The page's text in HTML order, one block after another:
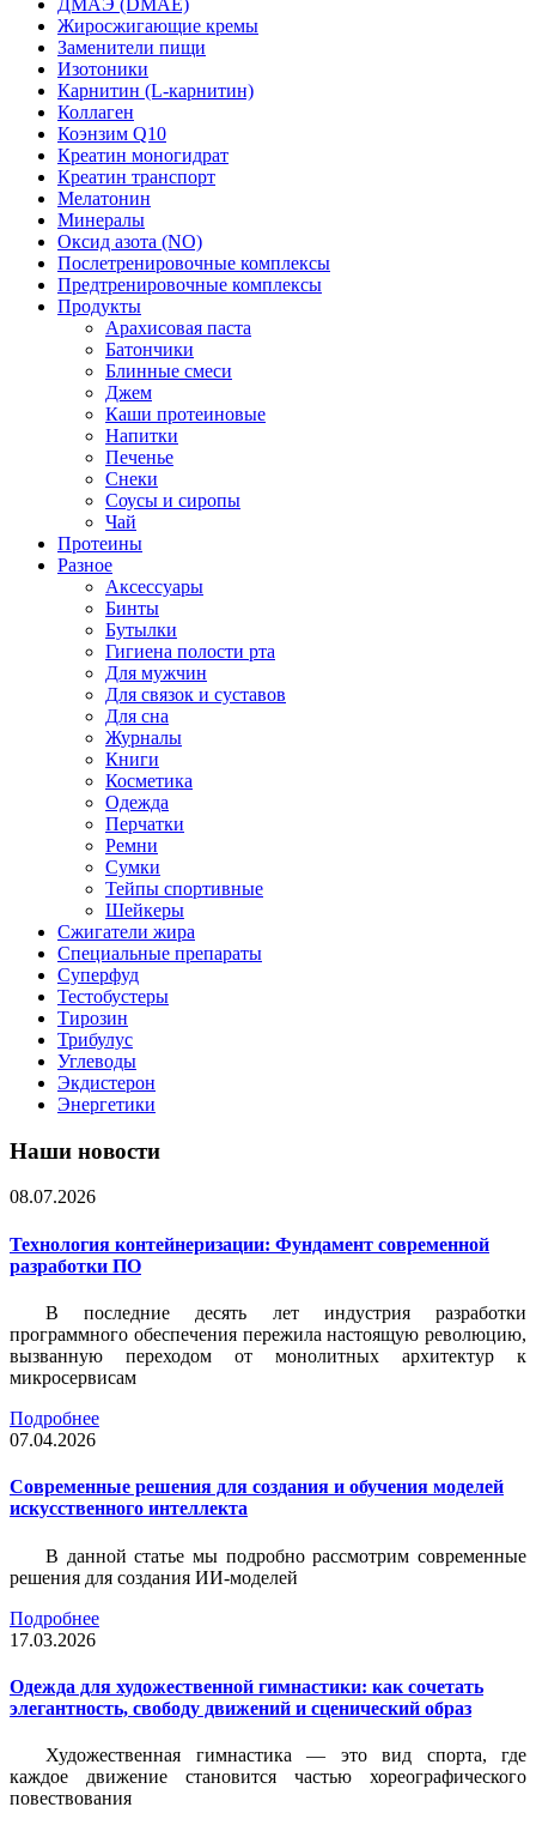
ДМАЭ (DMAE)
Жиросжигающие кремы
Заменители пищи
Изотоники
Карнитин (L-карнитин)
Коллаген
Коэнзим Q10
Креатин моногидрат
Креатин транспорт
Мелатонин
Минералы
Оксид азота (NO)
Послетренировочные комплексы
Предтренировочные комплексы
Продукты
Арахисовая паста
Батончики
Блинные смеси
Джем
Каши протеиновые
Напитки
Печенье
Снеки
Соусы и сиропы
Чай
Протеины
Разное
Аксессуары
Бинты
Бутылки
Гигиена полости рта
Для мужчин
Для связок и суставов
Для сна
Журналы
Книги
Косметика
Одежда
Перчатки
Ремни
Сумки
Тейпы спортивные
Шейкеры
Сжигатели жира
Специальные препараты
Суперфуд
Тестобустеры
Тирозин
Трибулус
Углеводы
Экдистерон
Энергетики
Наши новости
08.07.2026
Технология контейнеризации: Фундамент современной
разработки ПО
В последние десять лет индустрия разработки
программного обеспечения пережила настоящую революцию,
вызванную переходом от монолитных архитектур к
микросервисам
Подробнее
07.04.2026
Современные решения для создания и обучения моделей
искусственного интеллекта
В данной статье мы подробно рассмотрим современные
решения для создания ИИ-моделей
Подробнее
17.03.2026
Одежда для художественной гимнастики: как сочетать
элегантность, свободу движений и сценический образ
Художественная гимнастика — это вид спорта, где
каждое движение становится частью хореографического
повествования